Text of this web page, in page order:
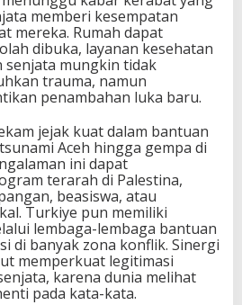
memberi kesempatan
mereka. Rumah dapat
dibuka, layanan kesehatan
senjata mungkin tidak
trauma, namun
penambahan luka baru.
jejak kuat dalam bantuan
Aceh hingga gempa di
ini dapat
terarah di Palestina,
beasiswa, atau
Turkiye pun memiliki
lembaga-lembaga bantuan
di banyak zona konflik. Sinergi
memperkuat legitimasi
karena dunia melihat
pada kata-kata.